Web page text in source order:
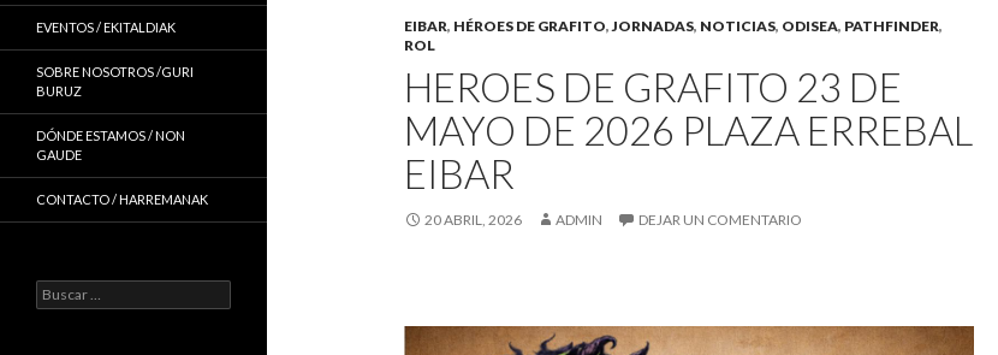
EIBAR, HÉROES DE GRAFITO,JORNADAS, NOTICIAS, ODISEA, PATHFINDER,
ROL
HEROES DE GRAFITO 23 DE
MAYO DE 2026 PLAZA ERREBAL
EIBAR
20 ABRIL, 2026 ADMIN DEJAR UN COMENTARIO
EVENTOS / EKITALDIAK
SOBRE NOSOTROS /GURI
BURUZ
DÓNDE ESTAMOS / NON
GAUDE
CONTACTO / HARREMANAK
Buscar: